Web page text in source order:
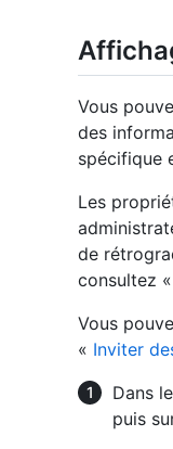
Vous
des
spécifique
Les
de
consultez «
Vous
« Inviter
Dans
puis